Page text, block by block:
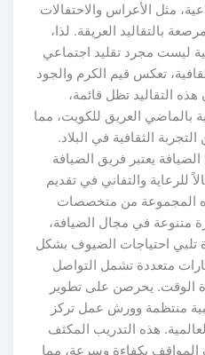
مثل الأعراس والاحتفالات
بالتقاليد العريقة. لذا،
ليست مجرد تقليد اجتماعي
تعكس قيم الكرم والجود
التقاليد تظل قائمة،
بالماضي العريق للكويت، مما
الثقافية في البلاد.
يعتبر فريق الضيافة
للرعاية والتفاني في تقديم
المجموعة من متخصصات
متنوعة في مجال الضيافة،
تلبي احتياجات الضيوف بشكل
متعددة تشمل التواصل
الوقت. يحرصن على تطوير
منتظمة وورش عمل تركز
هذه التدريب المكثف
بكفاءة وسرعة، مما